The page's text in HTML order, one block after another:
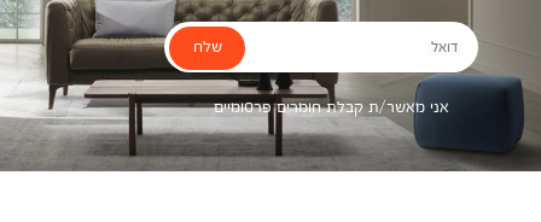
דואל
אני מאשר/ת קבלת חומרים פרסומיים
שלח